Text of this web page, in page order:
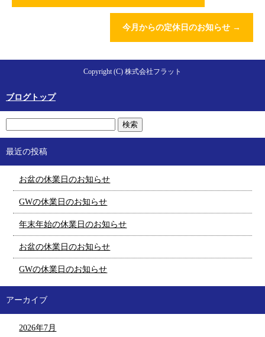
今月からの定休日のお知らせ →
Copyright (C) 株式会社フラット
ブログトップ
最近の投稿
お盆の休業日のお知らせ
GWの休業日のお知らせ
年末年始の休業日のお知らせ
お盆の休業日のお知らせ
GWの休業日のお知らせ
アーカイブ
2026年7月